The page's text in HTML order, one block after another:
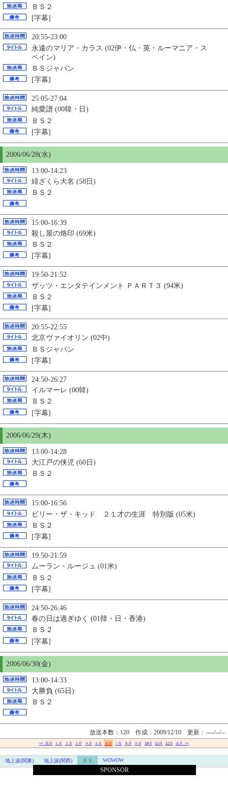
ＢＳ２
[字幕]
20:55-23:00
永遠のマリア・カラス (02伊・仏・英・ルーマニア・ス
ペイン)
ＢＳジャパン
[字幕]
25:05-27:04
純愛譜 (00韓・日)
ＢＳ２
[字幕]
2006/06/28(水)
13:00-14:23
緋ざくら大名 (58日)
ＢＳ２
15:00-16:39
殺し屋の烙印 (69米)
ＢＳ２
[字幕]
19:50-21:52
ザッツ・エンタテインメント ＰＡＲＴ３ (94米)
ＢＳ２
[字幕]
20:55-22:55
北京ヴァイオリン (02中)
ＢＳジャパン
[字幕]
24:50-26:27
イルマーレ (00韓)
ＢＳ２
[字幕]
2006/06/29(木)
13:00-14:28
大江戸の侠児 (60日)
ＢＳ２
15:00-16:56
ビリー・ザ・キッド ２１才の生涯 特別版 (05米)
ＢＳ２
[字幕]
19:50-21:59
ムーラン・ルージュ (01米)
ＢＳ２
[字幕]
24:50-26:46
春の日は過ぎゆく (01韓・日・香港)
ＢＳ２
[字幕]
2006/06/30(金)
13:00-14:33
大勝負 (65日)
ＢＳ２
放送本数：120 作成：2009/12/10 更新：----/--/--
<< 前月 １月 ２月 ３月 ４月 ５月 ６月 ７月 ８月 ９月 10月 11月 12月 次月 >>
地上波(関東) 地上波(関西) ＢＳ WOWOW
SPONSOR